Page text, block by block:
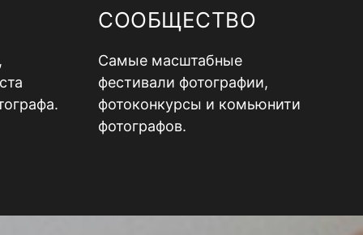
СООБЩЕСТВО
Самые масштабные
фестивали фотографии,
фотоконкурсы и комьюнити
фотографов.